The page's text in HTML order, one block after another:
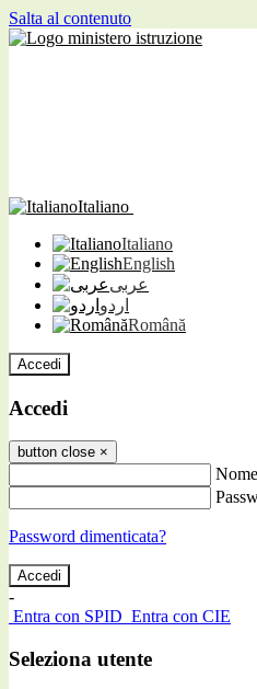
Salta al contenuto
Italiano
Italiano
English
عربى
اردو
Română
Accedi
Accedi
button close ×
Password dimenticata?
-
Entra con SPID Entra con CIE
Seleziona utente